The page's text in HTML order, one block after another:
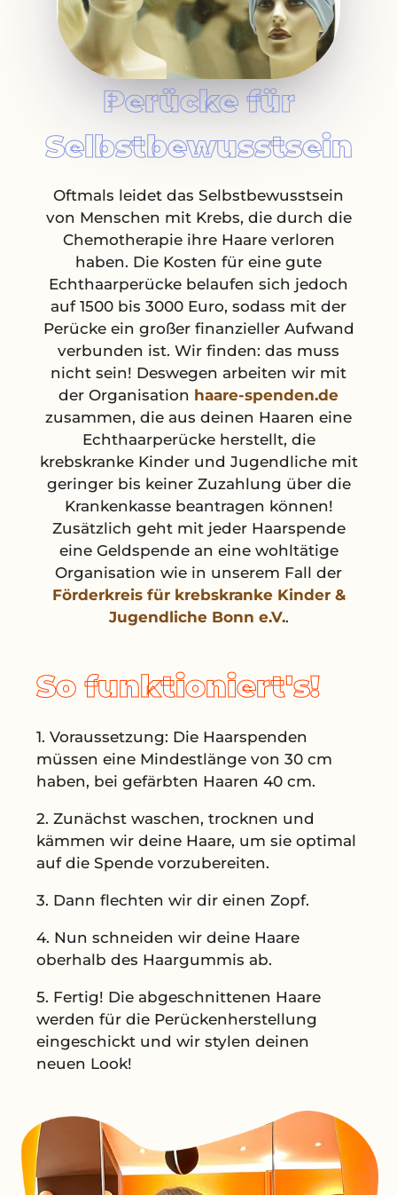
Perücke für
Selbstbewusstsein
Oftmals leidet das Selbstbewusstsein
von Menschen mit Krebs, die durch die
Chemotherapie ihre Haare verloren
haben. Die Kosten für eine gute
Echthaarperücke belaufen sich jedoch
auf 1500 bis 3000 Euro, sodass mit der
Perücke ein großer finanzieller Aufwand
verbunden ist. Wir finden: das muss
nicht sein! Deswegen arbeiten wir mit
der Organisation haare-spenden.de
zusammen, die aus deinen Haaren eine
Echthaarperücke herstellt, die
krebskranke Kinder und Jugendliche mit
geringer bis keiner Zuzahlung über die
Krankenkasse beantragen können!
Zusätzlich geht mit jeder Haarspende
eine Geldspende an eine wohltätige
Organisation wie in unserem Fall der
Förderkreis für krebskranke Kinder &
Jugendliche Bonn e.V..
So funktioniert's!
1. Voraussetzung: Die Haarspenden
müssen eine Mindestlänge von 30 cm
haben, bei gefärbten Haaren 40 cm.
2. Zunächst waschen, trocknen und
kämmen wir deine Haare, um sie optimal
auf die Spende vorzubereiten.
3. Dann flechten wir dir einen Zopf.
4. Nun schneiden wir deine Haare
oberhalb des Haargummis ab.
5. Fertig! Die abgeschnittenen Haare
werden für die Perückenherstellung
eingeschickt und wir stylen deinen
neuen Look!